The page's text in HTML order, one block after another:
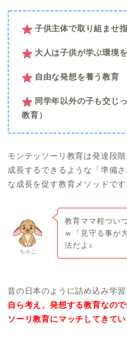
子供主体で取り組ませ
大人は子供が学ぶ環境
自由な発想を養う教育
同学年以外の子も交じ
教育）
モンテッソーリ教育は発達段
成長するできるような「準備
な成長を促す教育メソッドです
ちゃこ
教育ママ程つい
ｗ「見守る事が
法だよ♪
昔の日本のように詰め込み学習
自ら考え、発想する教育なの
ソーリ教育にマッチしてきてい